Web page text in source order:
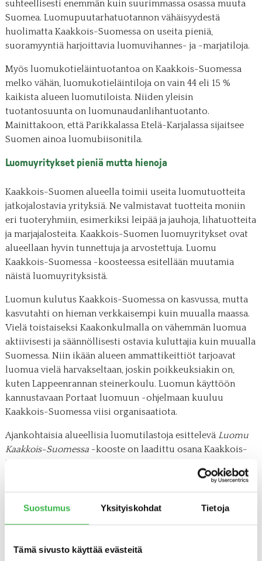
Suostumus Yksityiskohdat Tietoja
Tämä sivusto käyttää evästeitä
suhteellisesti enemmän kuin suurimmassa osassa muuta
Suomea. Luomupuutarhatuotannon vähäisyydestä
huolimatta Kaakkois-Suomessa on useita pieniä,
suoramyyntiä harjoittavia luomuvihannes- ja -marjatiloja.
Myös luomukotieläintuotantoa on Kaakkois-Suomessa
melko vähän, luomukotieläintiloja on vain 44 eli 15 %
kaikista alueen luomutiloista. Niiden yleisin
tuotantosuunta on luomunaudanlihantuotanto.
Mainittakoon, että Parikkalassa Etelä-Karjalassa sijaitsee
Suomen ainoa luomubiisonitila.
Luomuyritykset pieniä mutta hienoja
Kaakkois-Suomen alueella toimii useita luomutuotteita
jatkojalostavia yrityksiä. Ne valmistavat tuotteita moniin
eri tuoteryhmiin, esimerkiksi leipää ja jauhoja, lihatuotteita
ja marjajalosteita. Kaakkois-Suomen luomuyritykset ovat
alueellaan hyvin tunnettuja ja arvostettuja. Luomu
Kaakkois-Suomessa -koosteessa esitellään muutamia
näistä luomuyrityksistä.
Luomun kulutus Kaakkois-Suomessa on kasvussa, mutta
kasvutahti on hieman verkkaisempi kuin muualla maassa.
Vielä toistaiseksi Kaakonkulmalla on vähemmän luomua
aktiivisesti ja säännöllisesti ostavia kuluttajia kuin muualla
Suomessa. Niin ikään alueen ammattikeittiöt tarjoavat
luomua vielä harvakseltaan, joskin poikkeuksiakin on,
kuten Lappeenrannan steinerkoulu. Luomun käyttöön
kannustavaan Portaat luomuun -ohjelmaan kuuluu
Kaakkois-Suomessa viisi organisaatiota.
Ajankohtaisia alueellisia luomutilastoja esittelevä Luomu
Kaakkois-Suomessa-kooste on laadittu osana Kaakkois-
Suomen ammattikorkeakoulun Xamk:n ja Pro Luomun
-hanketta. Sitä
rahoittaa Kaakkois-Suomen ELY-keskus Euroopan
maaseudun kehittämisrahastosta.